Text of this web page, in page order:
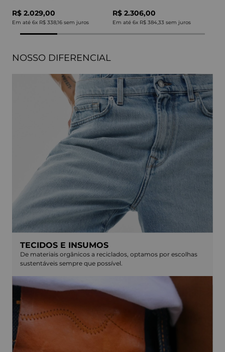
R$ 2.029,00
Em até 6x R$ 338,16 sem juros
R$ 2.306,00
Em até 6x R$ 384,33 sem juros
NOSSO DIFERENCIAL
TECIDOS E INSUMOS
De materiais orgânicos a reciclados, optamos por escolhas
sustentáveis sempre que possível.